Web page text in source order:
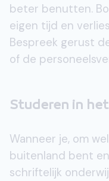
beter benutten.
eigen tijd en
Bespreek gerust
of de
Studeren in
Wanneer je, om
buitenland bent
schriftelijk